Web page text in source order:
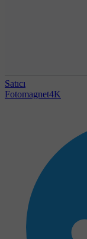
Satıcı
Fotomagnet4K